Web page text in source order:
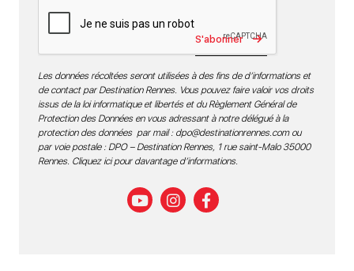
S'abonner
Les données récoltées seront utilisées à des fins de d’informations et
de contact par Destination Rennes. Vous pouvez faire valoir vos droits
issus de la loi informatique et libertés et du Règlement Général de
Protection des Données en vous adressant à notre délégué à la
protection des données par mail : dpo@destinationrennes.comou
par voie postale : DPO – Destination Rennes, 1 rue saint-Malo 35000
Rennes. Cliquez ici pour davantage d’informations.